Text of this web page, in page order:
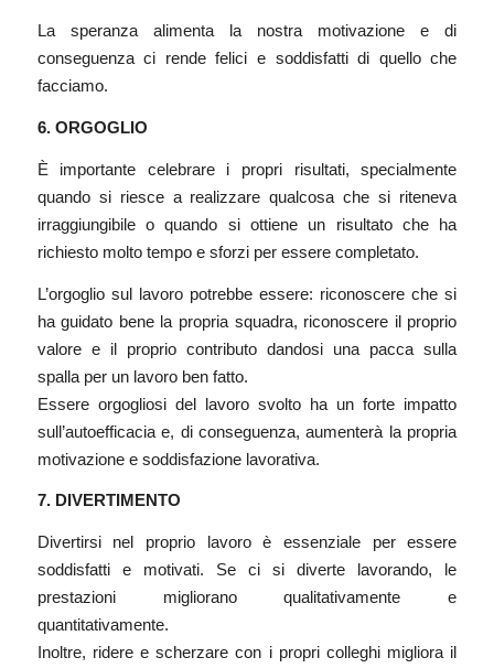
La speranza alimenta la nostra motivazione e di
conseguenza ci rende felici e soddisfatti di quello che
facciamo.
6. ORGOGLIO
È importante celebrare i propri risultati, specialmente
quando si riesce a realizzare qualcosa che si riteneva
irraggiungibile o quando si ottiene un risultato che ha
richiesto molto tempo e sforzi per essere completato.
L’orgoglio sul lavoro potrebbe essere: riconoscere che si
ha guidato bene la propria squadra, riconoscere il proprio
valore e il proprio contributo dandosi una pacca sulla
spalla per un lavoro ben fatto.
Essere orgogliosi del lavoro svolto ha un forte impatto
sull’autoefficacia e, di conseguenza, aumenterà la propria
motivazione e soddisfazione lavorativa.
7. DIVERTIMENTO
Divertirsi nel proprio lavoro è essenziale per essere
soddisfatti e motivati. Se ci si diverte lavorando, le
prestazioni migliorano qualitativamente e
quantitativamente.
Inoltre, ridere e scherzare con i propri colleghi migliora il